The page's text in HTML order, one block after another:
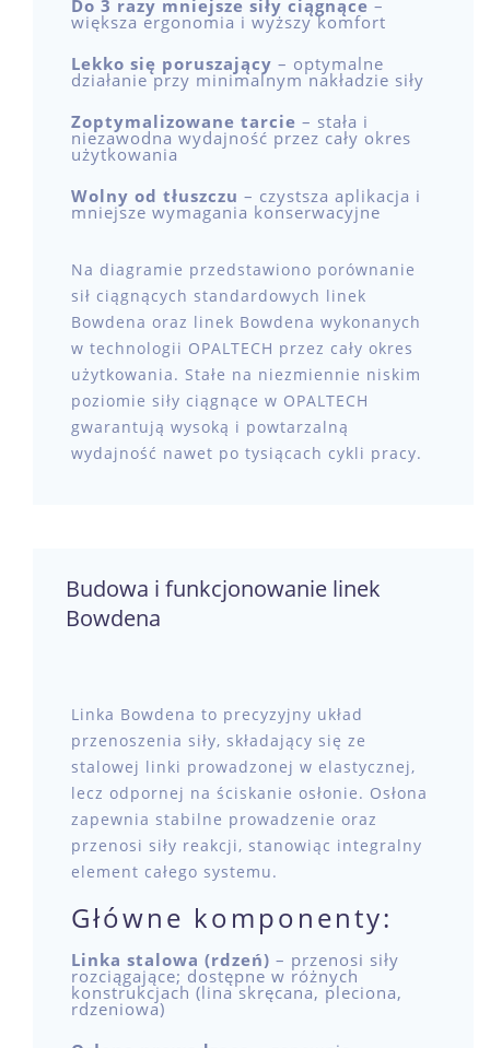
Do 3 razy mniejsze siły ciągnące –
większa ergonomia i wyższy komfort
Lekko się poruszający – optymalne
działanie przy minimalnym nakładzie siły
Zoptymalizowane tarcie – stała i
niezawodna wydajność przez cały okres
użytkowania
Wolny od tłuszczu – czystsza aplikacja i
mniejsze wymagania konserwacyjne
Na diagramie przedstawiono porównanie
sił ciągnących standardowych linek
Bowdena oraz linek Bowdena wykonanych
w technologii OPALTECH przez cały okres
użytkowania. Stałe na niezmiennie niskim
poziomie siły ciągnące w OPALTECH
gwarantują wysoką i powtarzalną
wydajność nawet po tysiącach cykli pracy.
Budowa i funkcjonowanie linek
Bowdena
Linka Bowdena to precyzyjny układ
przenoszenia siły, składający się ze
stalowej linki prowadzonej w elastycznej,
lecz odpornej na ściskanie osłonie. Osłona
zapewnia stabilne prowadzenie oraz
przenosi siły reakcji, stanowiąc integralny
element całego systemu.
Główne komponenty:
Linka stalowa (rdzeń) – przenosi siły
rozciągające; dostępne w różnych
konstrukcjach (lina skręcana, pleciona,
rdzeniowa)